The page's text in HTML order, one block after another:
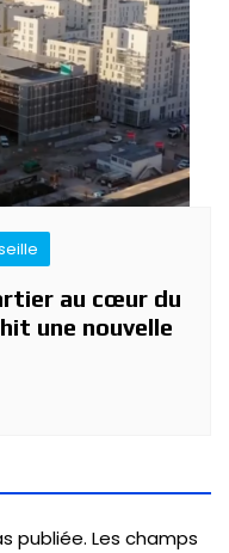
au cœur du
une nouvelle
publiée. Les champs